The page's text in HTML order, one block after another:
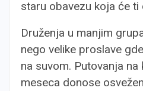
staru obavezu koja će ti
Druženja u manjim
nego velike proslave
na suvom. Putovanja
meseca donose